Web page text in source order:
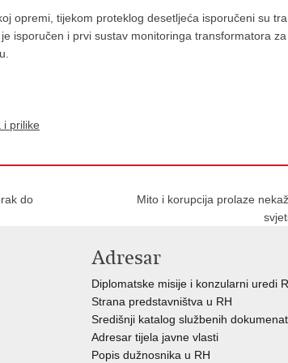
opremi, tijekom proteklog desetljeća isporučeni su
isporučen i prvi sustav monitoringa transformatora
i prilike
do
Mito i korupcija prolaze
Adresar
Diplomatske misije i konzularni uredi
Strana predstavništva u RH
Središnji katalog službenih
Adresar tijela javne vlasti
Popis dužnosnika u RH